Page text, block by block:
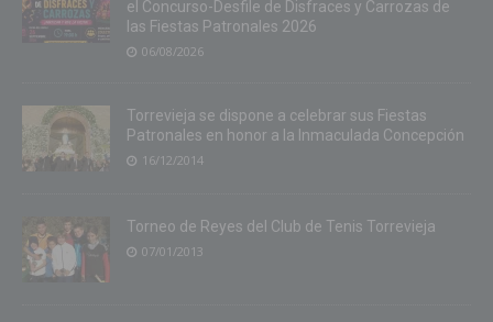
el Concurso-Desfile de Disfraces y Carrozas de
las Fiestas Patronales 2026
06/08/2026
Torrevieja se dispone a celebrar sus Fiestas
Patronales en honor a la Inmaculada Concepción
16/12/2014
Torneo de Reyes del Club de Tenis Torrevieja
07/01/2013